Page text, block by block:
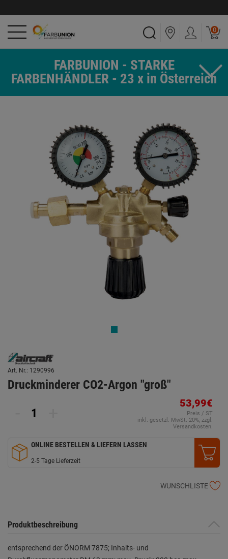
0
FARBUNION - STARKE
FARBENHÄNDLER - 23 x in Österreich
Art. Nr.: 1290996
Druckminderer CO2-Argon "groß"
53,99€
Preis / ST
inkl. gesetzl. MwSt. 20%, zzgl.
Versandkosten.
ONLINE BESTELLEN & LIEFERN LASSEN
2-5 Tage Lieferzeit
WUNSCHLISTE
Produktbeschreibung
entsprechend der ÖNORM 7875; Inhalts- und